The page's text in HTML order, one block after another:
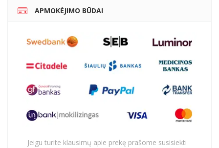
APMOKĖJIMO BŪDAI
Jeigu turite klausimų apie prekę prašome susisiekti